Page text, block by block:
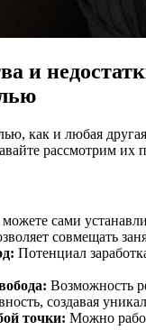
и
как и любая
рассмотрим их
сами
совмещать
Потенциал
Возможность
создавая
точки: Можно